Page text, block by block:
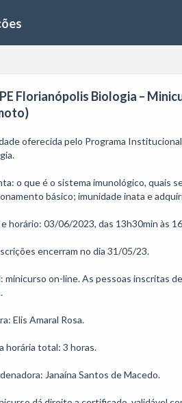
Florianópolis Biologia –
oferecida pelo Programa
o que é o sistema imunológico, quais
básico; imunidade inata e
horário: 03/06/2023, das 13h30min às
encerram no dia 31/05/23.
minicurso on-line. As pessoas inscritas
Elis Amaral Rosa.
horária total: 3 horas.
Janaína Santos de Macedo.